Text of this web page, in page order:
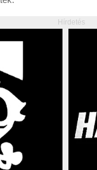
Hírdetés